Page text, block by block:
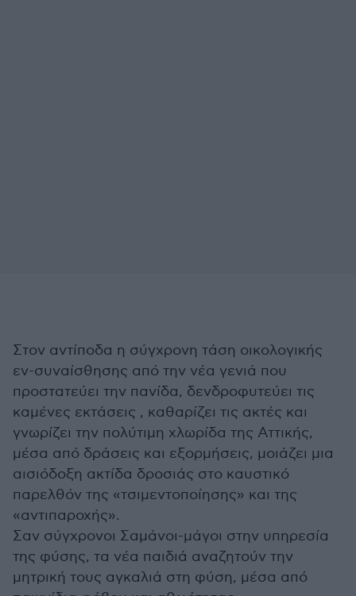
Στον αντίποδα η σύγχρονη τάση οικολογικής
εν-συναίσθησης από την νέα γενιά που
προστατεύει την πανίδα, δενδροφυτεύει τις
καμένες εκτάσεις , καθαρίζει τις ακτές και
γνωρίζει την πολύτιμη χλωρίδα της Αττικής,
μέσα από δράσεις και εξορμήσεις, μοιάζει μια
αισιόδοξη ακτίδα δροσιάς στο καυστικό
παρελθόν της «τσιμεντοποίησης» και της
«αντιπαροχής».
Σαν σύγχρονοι Σαμάνοι-μάγοι στην υπηρεσία
της φύσης, τα νέα παιδιά αναζητούν την
μητρική τους αγκαλιά στη φύση, μέσα από